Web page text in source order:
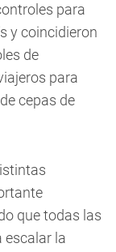
para
y coincidieron
de
para
cepas de
que todas las
escalar la